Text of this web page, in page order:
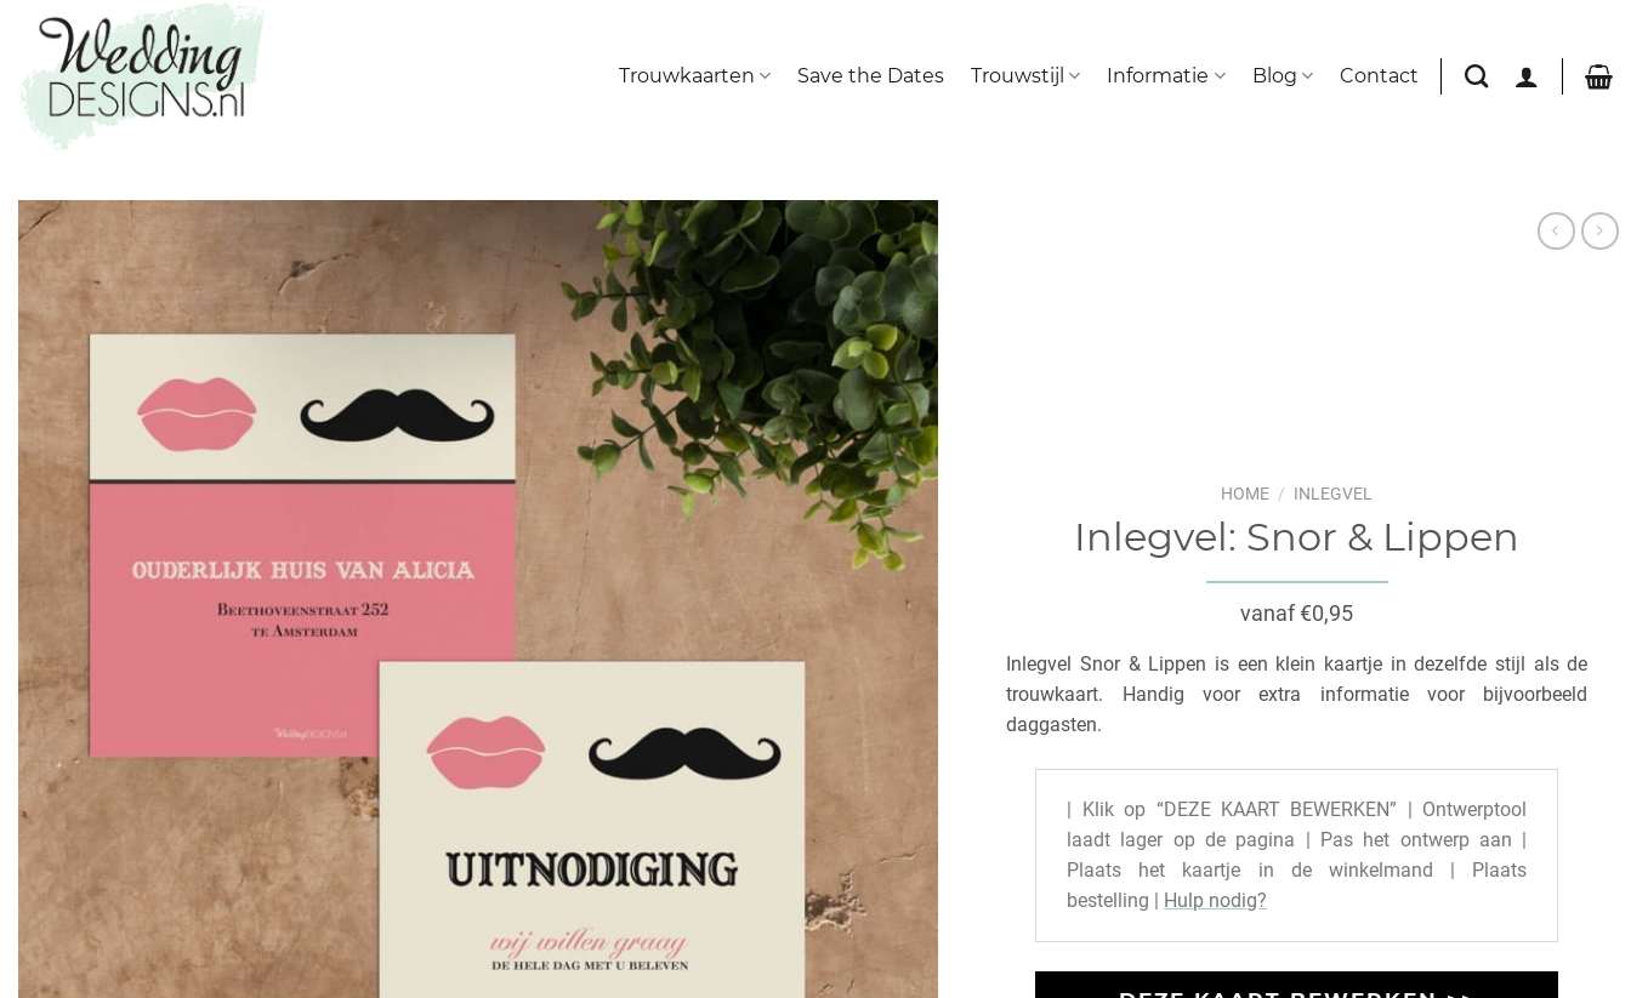
Trouwkaarten Save the Dates Trouwstijl Informatie Blog Contact
HOME / INLEGVEL
Inlegvel: Snor & Lippen
vanaf €0,95
Inlegvel Snor & Lippen is een klein kaartje in dezelfde stijl als de
trouwkaart. Handig voor extra informatie voor bijvoorbeeld
daggasten.
| Klik op “DEZE KAART BEWERKEN” | Ontwerptool
laadt lager op de pagina | Pas het ontwerp aan |
Plaats het kaartje in de winkelmand | Plaats
bestelling | Hulp nodig?